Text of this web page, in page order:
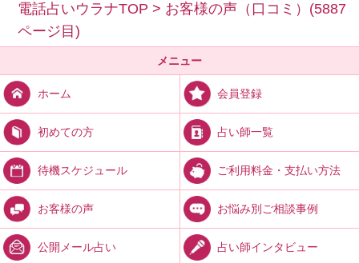
電話占いウラナTOP > お客様の声（口コミ）(5887
ページ目)
メニュー
ホーム 会員登録
初めての方 占い師一覧
待機スケジュール ご利用料金・支払い方法
お客様の声 お悩み別ご相談事例
公開メール占い 占い師インタビュー